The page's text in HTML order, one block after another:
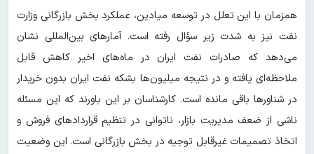
همزمان با این تعلل در توسعه میادین، عملکرد بخش بازرگانی وزارت
نفت نیز به شدت زیر سؤال رفته است. آمارهای بین‌المللی نشان
می‌دهد که صادرات نفت ایران در ماه‌های اخیر کاهش قابل
ملاحظه‌ای یافته و در نتیجه میلیون‌ها بشکه نفت ایران بدون خریدار
در شناورها باقی مانده است. کارشناسان بر این باورند که این مسئله
ناشی از ضعف مدیریت بازار، ناتوانی در تنظیم قراردادهای فروش و
اتخاذ تصمیمات غیرقابل توجیه در بخش بازرگانی است. این وضعیت